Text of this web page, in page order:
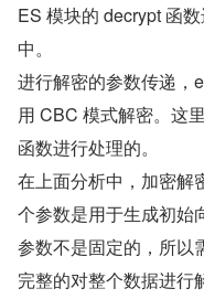
ES 模块的 decrypt 函
中。
进行解密的参数传递，
用 CBC 模式解密。这
函数进行处理的。
在上面分析中，加密解
个参数是用于生成初始
参数不是固定的，所以
完整的对整个数据进行